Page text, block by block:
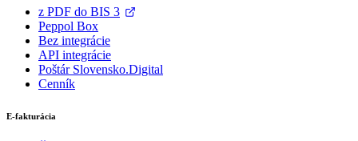
z PDF do BIS 3
Peppol Box
Bez integrácie
API integrácie
Poštár Slovensko.Digital
Cenník
E-fakturácia